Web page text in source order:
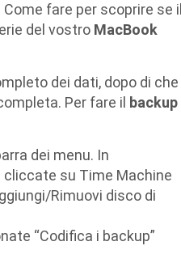
Come fare per scoprire se il
del vostro MacBook
dei dati, dopo di che
Per fare il backup
dei menu. In
cliccate su Time Machine
Rimuovi disco di
“Codifica i backup”